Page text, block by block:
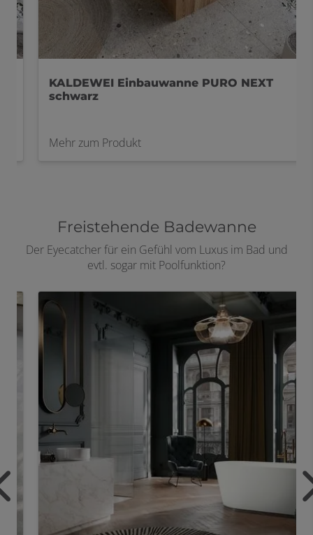
KALDEWEI Einbauwanne PURO NEXT
schwarz
Mehr zum Produkt
Freistehende Badewanne
Der Eyecatcher für ein Gefühl vom Luxus im Bad und
evtl. sogar mit Poolfunktion?